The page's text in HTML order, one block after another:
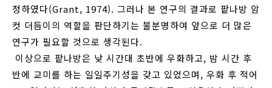
정하였다(Grant, 1974). 그러나 본 연구의 결과로 팥나방 암
컷 더듬이의 역할을 판단하기는 불분명하여 앞으로 더 많은
연구가 필요할 것으로 생각된다.
이상으로 팥나방은 낮 시간대 초반에 우화하고, 밤 시간 후
반에 교미를 하는 일일주기성을 갖고 있었으며, 우화 후 적어